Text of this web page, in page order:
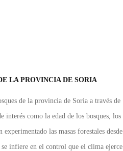
LA PROVINCIA DE SORIA
de la provincia de Soria a través de
interés como la edad de los bosques, los
las masas forestales desde
se infiere en el control que el clima ejerce